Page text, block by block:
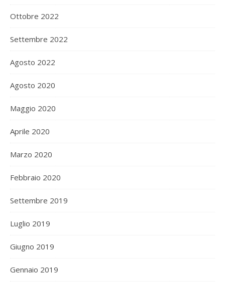
Ottobre 2022
Settembre 2022
Agosto 2022
Agosto 2020
Maggio 2020
Aprile 2020
Marzo 2020
Febbraio 2020
Settembre 2019
Luglio 2019
Giugno 2019
Gennaio 2019